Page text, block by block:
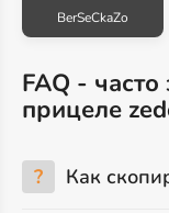
BerSeCkaZo
FAQ -
прицеле
? Как